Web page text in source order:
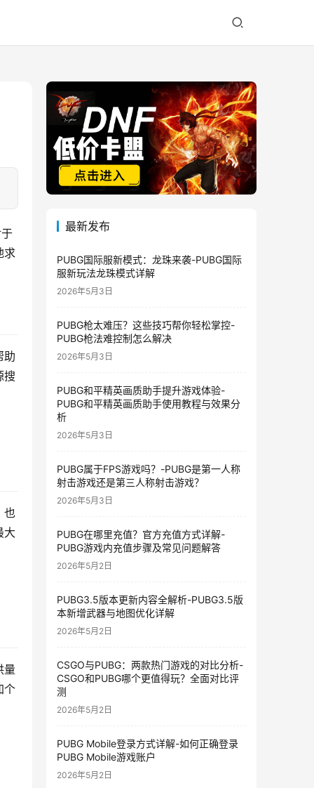
求
助
搜
也
大
量
个
最新发布
PUBG国际服新模式：龙珠来袭-PUBG国际
服新玩法龙珠模式详解
2026年5月3日
PUBG枪太难压？这些技巧帮你轻松掌控-
PUBG枪法难控制怎么解决
2026年5月3日
PUBG和平精英画质助手提升游戏体验-
PUBG和平精英画质助手使用教程与效果分
析
2026年5月3日
PUBG属于FPS游戏吗？-PUBG是第一人称
射击游戏还是第三人称射击游戏？
2026年5月3日
PUBG在哪里充值？官方充值方式详解-
PUBG游戏内充值步骤及常见问题解答
2026年5月2日
PUBG3.5版本更新内容全解析-PUBG3.5版
本新增武器与地图优化详解
2026年5月2日
CSGO与PUBG：两款热门游戏的对比分析-
CSGO和PUBG哪个更值得玩？全面对比评
测
2026年5月2日
PUBG Mobile登录方式详解-如何正确登录
PUBG Mobile游戏账户
2026年5月2日